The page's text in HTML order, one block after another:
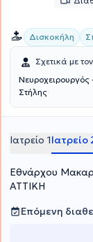
Δισκοκήλη
Σχετικά με
Νευροχειρουργός -
Στήλης
Ιατρείο 1Ιατρείο
Εθνάρχου
ΑΤΤΙΚΗ
Επόμενη